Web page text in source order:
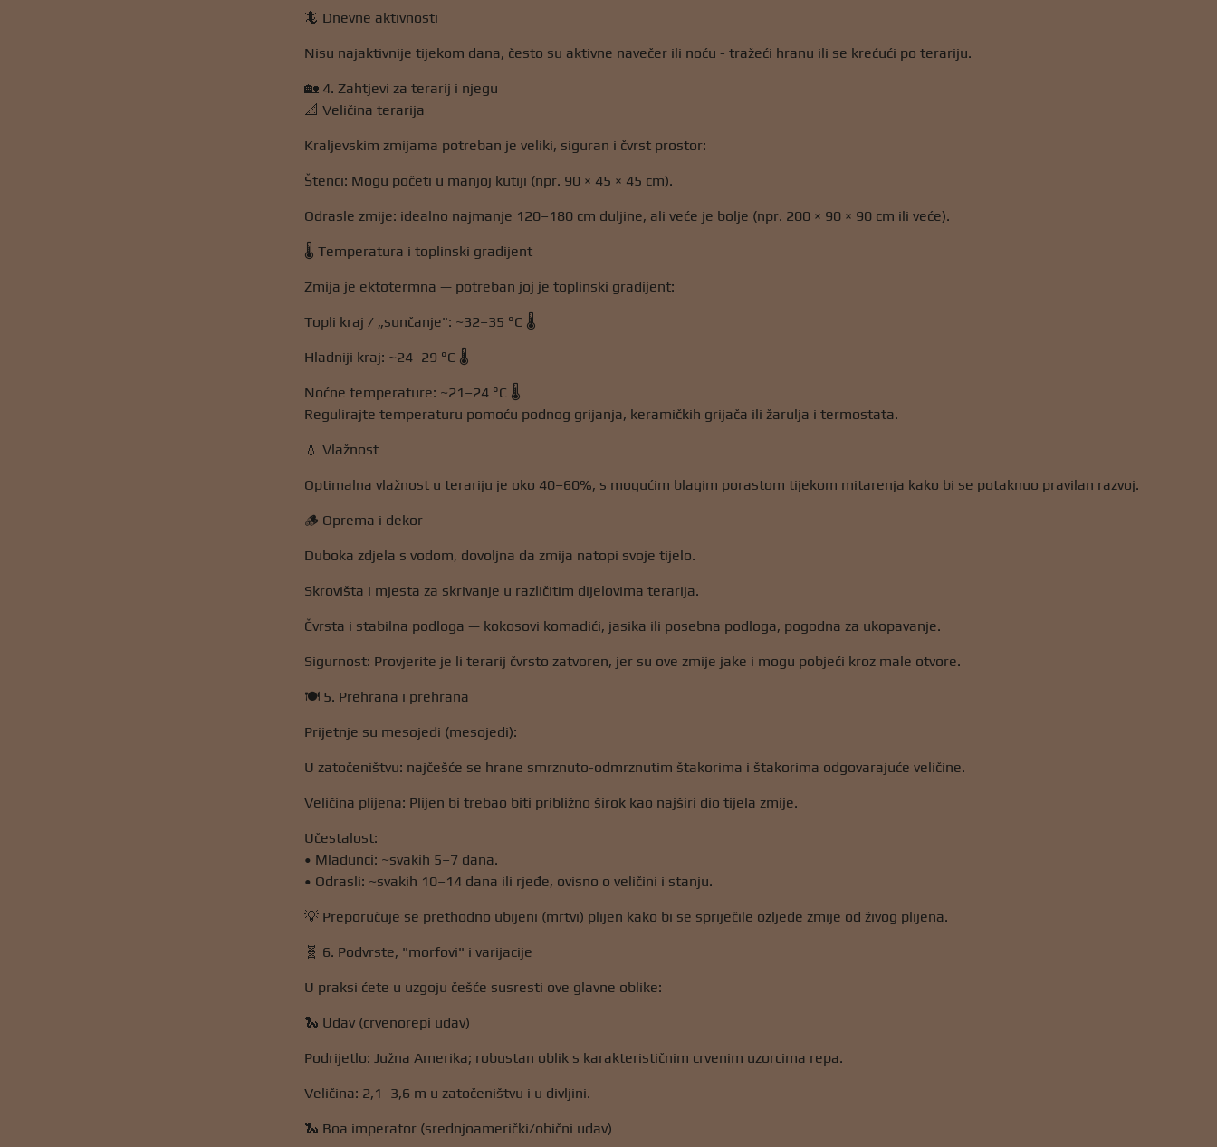
🦎 Dnevne aktivnosti
Nisu najaktivnije tijekom dana, često su aktivne navečer ili noću - tražeći hranu ili se krećući po terariju.
🏡 4. Zahtjevi za terarij i njegu
📐 Veličina terarija
Kraljevskim zmijama potreban je veliki, siguran i čvrst prostor:
Štenci: Mogu početi u manjoj kutiji (npr. 90 × 45 × 45 cm).
Odrasle zmije: idealno najmanje 120–180 cm duljine, ali veće je bolje (npr. 200 × 90 × 90 cm ili veće).
🌡️ Temperatura i toplinski gradijent
Zmija je ektotermna — potreban joj je toplinski gradijent:
Topli kraj / „sunčanje": ~32–35 °C 🌡️
Hladniji kraj: ~24–29 °C 🌡️
Noćne temperature: ~21–24 °C 🌡️
Regulirajte temperaturu pomoću podnog grijanja, keramičkih grijača ili žarulja i termostata.
💧 Vlažnost
Optimalna vlažnost u terariju je oko 40–60%, s mogućim blagim porastom tijekom mitarenja kako bi se potaknuo pravilan razvoj.
🪵 Oprema i dekor
Duboka zdjela s vodom, dovoljna da zmija natopi svoje tijelo.
Skrovišta i mjesta za skrivanje u različitim dijelovima terarija.
Čvrsta i stabilna podloga — kokosovi komadići, jasika ili posebna podloga, pogodna za ukopavanje.
Sigurnost: Provjerite je li terarij čvrsto zatvoren, jer su ove zmije jake i mogu pobjeći kroz male otvore.
🍽️ 5. Prehrana i prehrana
Prijetnje su mesojedi (mesojedi):
U zatočeništvu: najčešće se hrane smrznuto-odmrznutim štakorima i štakorima odgovarajuće veličine.
Veličina plijena: Plijen bi trebao biti približno širok kao najširi dio tijela zmije.
Učestalost:
• Mladunci: ~svakih 5–7 dana.
• Odrasli: ~svakih 10–14 dana ili rjeđe, ovisno o veličini i stanju.
💡 Preporučuje se prethodno ubijeni (mrtvi) plijen kako bi se spriječile ozljede zmije od živog plijena.
🧬 6. Podvrste, "morfovi" i varijacije
U praksi ćete u uzgoju češće susresti ove glavne oblike:
🐍 Udav (crvenorepi udav)
Podrijetlo: Južna Amerika; robustan oblik s karakterističnim crvenim uzorcima repa.
Veličina: 2,1–3,6 m u zatočeništvu i u divljini.
🐍 Boa imperator (srednjoamerički/obični udav)